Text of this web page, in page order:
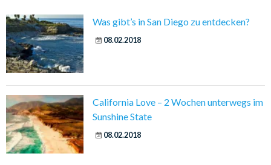
Was gibt’s in San Diego zu entdecken?
08.02.2018
California Love – 2 Wochen unterwegs im
Sunshine State
08.02.2018